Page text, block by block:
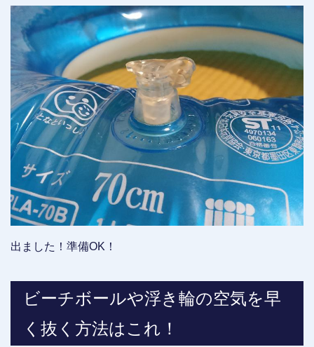
出ました！準備OK！
ビーチボールや浮き輪の空気を早
く抜く方法はこれ！